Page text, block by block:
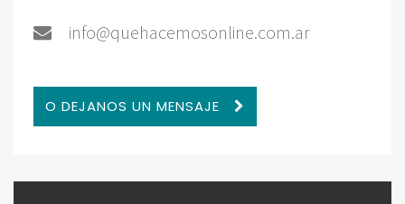
info@quehacemosonline.com.ar
O DEJANOS UN MENSAJE